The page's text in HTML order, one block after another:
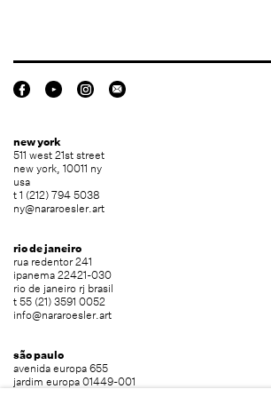
new york
511 west 21st street
new york, 10011 ny
usa
t 1 (212) 794 5038
ny@nararoesler.art
rio de janeiro
rua redentor 241
ipanema 22421-030
rio de janeiro rj brasil
t 55 (21) 3591 0052
info@nararoesler.art
são paulo
avenida europa 655
jardim europa 01449-001